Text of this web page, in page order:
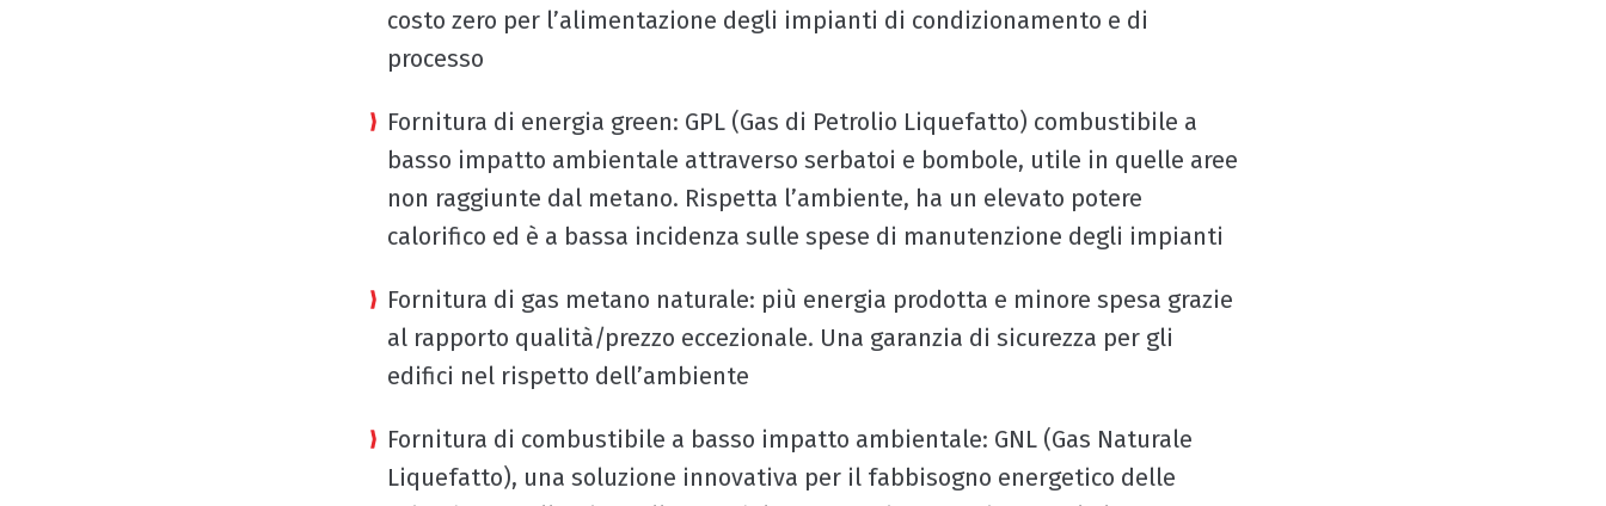
costo zero per l’alimentazione degli impianti di condizionamento e di
processo
Fornitura di energia green: GPL (Gas di Petrolio Liquefatto) combustibile a
basso impatto ambientale attraverso serbatoi e bombole, utile in quelle aree
non raggiunte dal metano. Rispetta l’ambiente, ha un elevato potere
calorifico ed è a bassa incidenza sulle spese di manutenzione degli impianti
Fornitura di gas metano naturale: più energia prodotta e minore spesa grazie
al rapporto qualità/prezzo eccezionale. Una garanzia di sicurezza per gli
edifici nel rispetto dell’ambiente
Fornitura di combustibile a basso impatto ambientale: GNL (Gas Naturale
Liquefatto), una soluzione innovativa per il fabbisogno energetico delle